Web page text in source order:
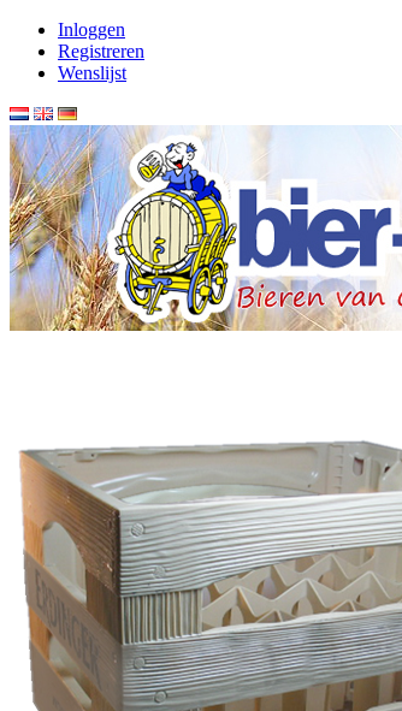
Inloggen
Registreren
Wenslijst